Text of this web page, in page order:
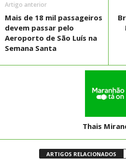
Artigo anterior
Mais de 18 mil passageiros
devem passar pelo
Aeroporto de São Luís na
Semana Santa
Thais
ARTIGOS RELACIONADOS